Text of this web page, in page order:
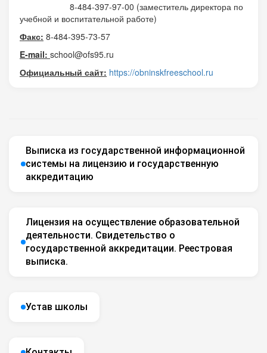
8-484-397-97-00 (заместитель директора по
учебной и воспитательной работе)
Факс: 8-484-395-73-57
E-mail: school@ofs95.ru
Официальный сайт: https://obninskfreeschool.ru
Выписка из государственной информационной
системы на лицензию и государственную
аккредитацию
Лицензия на осуществление образовательной
деятельности. Свидетельство о
государственной аккредитации. Реестровая
выписка.
Устав школы